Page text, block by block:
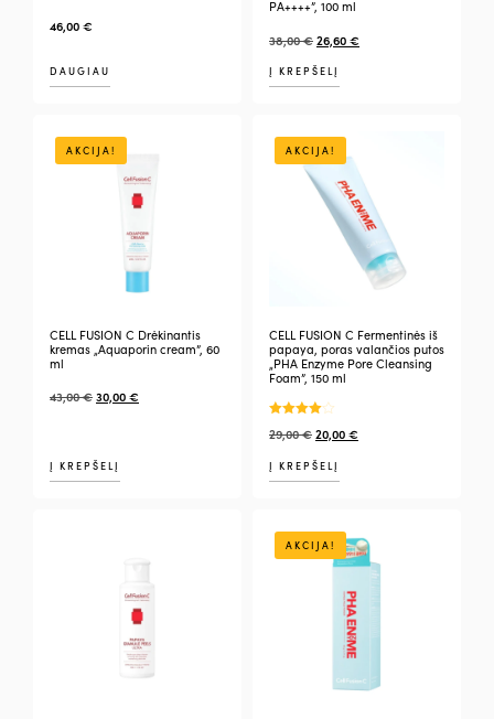
46,00€
DAUGIAU
PA++++”, 100 ml
38,00€26,60€
Į KREPŠELĮ
AKCIJA!
CELL FUSION C Drėkinantis
kremas „Aquaporin cream”, 60
ml
43,00€30,00€
Į KREPŠELĮ
AKCIJA!
CELL FUSION C Fermentinės iš
papaya, poras valančios putos
„PHA Enzyme Pore Cleansing
Foam”, 150 ml
4.00
29,00€20,00€
Į KREPŠELĮ
AKCIJA!